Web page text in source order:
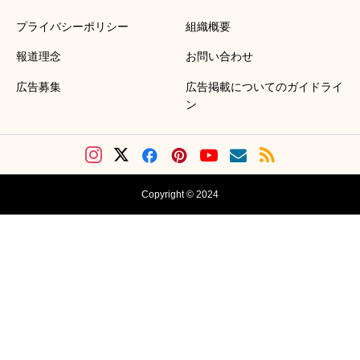
プライバシーポリシー 組織概要
報道理念 お問い合わせ
広告募集
広告掲載についてのガイドライ
ン
Copyright © 2024